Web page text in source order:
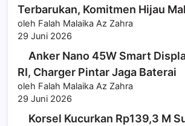
Terbarukan, Komitmen Hijau
oleh Falah Malaika Az Zahra
29 Juni 2026
Anker Nano 45W Smart
RI, Charger Pintar Jaga Baterai
oleh Falah Malaika Az Zahra
29 Juni 2026
Korsel Kucurkan Rp139,3 M